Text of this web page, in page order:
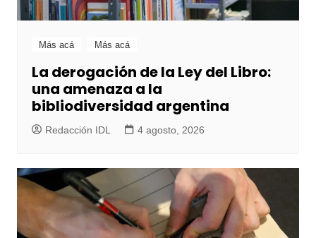
Más acá Más acá
La derogación de la Ley del Libro:
una amenaza a la
bibliodiversidad argentina
Redacción IDL 4 agosto, 2026